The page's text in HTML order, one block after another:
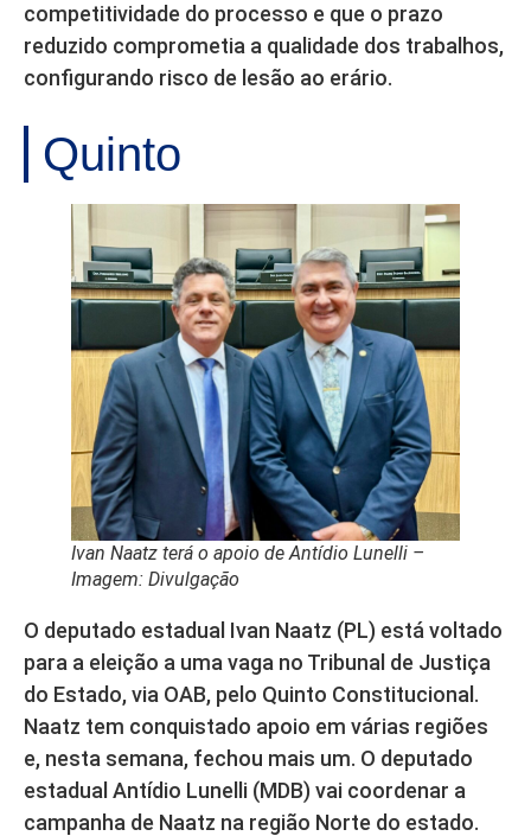
competitividade do processo e que o prazo
reduzido comprometia a qualidade dos trabalhos,
configurando risco de lesão ao erário.
Quinto
Ivan Naatz terá o apoio de Antídio Lunelli –
Imagem: Divulgação
O deputado estadual Ivan Naatz (PL) está voltado
para a eleição a uma vaga no Tribunal de Justiça
do Estado, via OAB, pelo Quinto Constitucional.
Naatz tem conquistado apoio em várias regiões
e, nesta semana, fechou mais um. O deputado
estadual Antídio Lunelli (MDB) vai coordenar a
campanha de Naatz na região Norte do estado.